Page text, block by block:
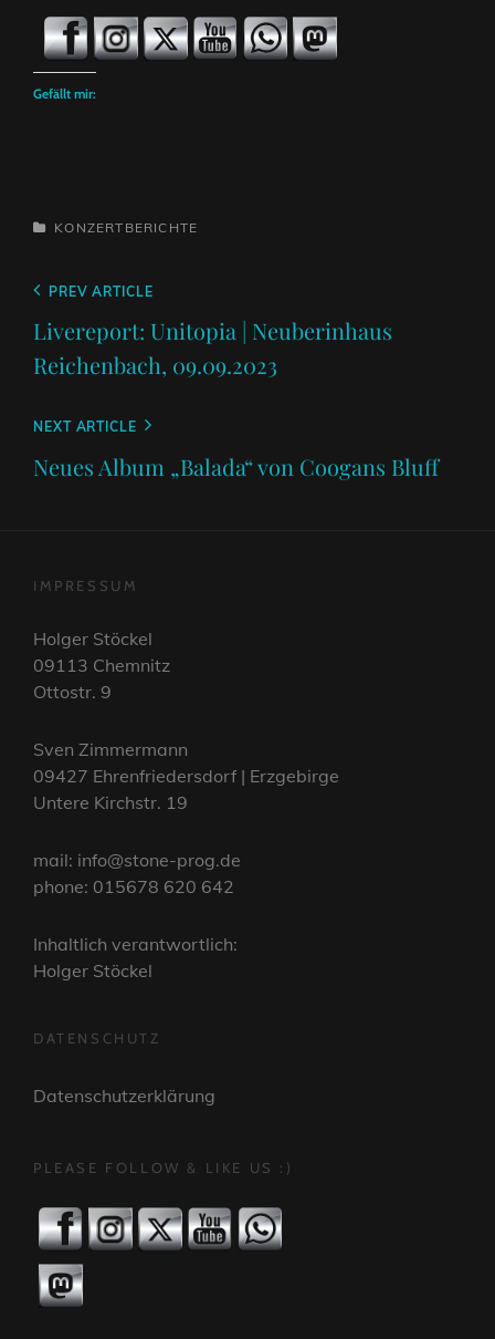
Gefällt mir:
CATEGORIES
KONZERTBERICHTE
Beitragsnavigation
Previous
Post
PREV ARTICLE
Livereport: Unitopia | Neuberinhaus
Reichenbach, 09.09.2023
Next
NEXT ARTICLE
Neues Album „Balada“ von Coogans Bluff
IMPRESSUM
Holger Stöckel
09113 Chemnitz
Ottostr. 9
Sven Zimmermann
09427 Ehrenfriedersdorf | Erzgebirge
Untere Kirchstr. 19
mail: info@stone-prog.de
phone: 015678 620 642
Inhaltlich verantwortlich:
Holger Stöckel
DATENSCHUTZ
Datenschutzerklärung
PLEASE FOLLOW & LIKE US :)